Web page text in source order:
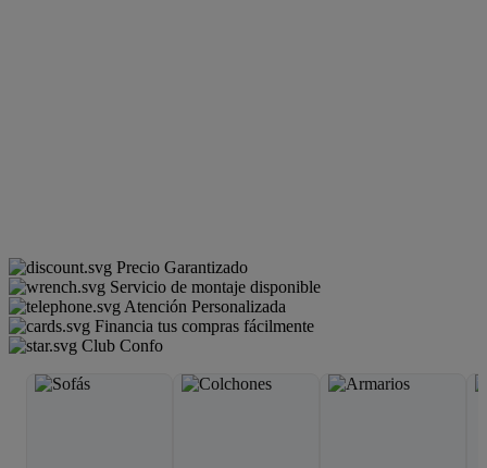
Precio Garantizado
Servicio de montaje disponible
Atención Personalizada
Financia tus compras fácilmente
Club Confo